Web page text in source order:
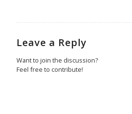
Leave a Reply
Want to join the discussion?
Feel free to contribute!